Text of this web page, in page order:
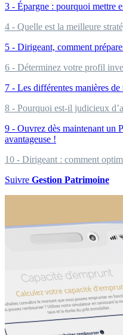
3 - Épargne : pourquoi mettre
4 - Quelle est la meilleure
5 - Dirigeant, comment
6 - Déterminez votre profil
7 - Les différentes manières
8 - Pourquoi est-il judicieux
9 - Ouvrez dès maintenant un
avantageuse !
10 - Dirigeant : comment
Suivre Gestion Patrimoine